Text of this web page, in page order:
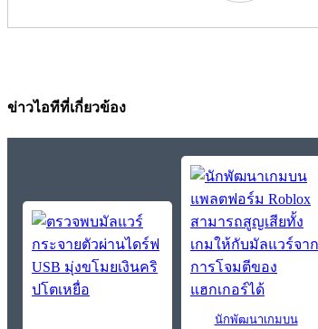
ข่าวไอทีที่เกี่ยวข้อง
นักพัฒนาเกมบน